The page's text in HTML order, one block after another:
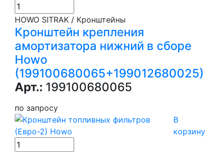
HOWO SITRAK / Кронштейны
Кронштейн крепления
амортизатора нижний в сборе
Howo
(199100680065+199012680025)
Арт.: 199100680065
по запросу
В
корзину